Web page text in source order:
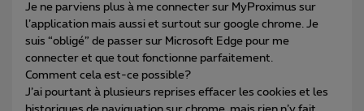
Je ne parviens plus à me connecter sur MyProximus sur
l’application mais aussi et surtout sur google chrome. Je
suis “obligé” de passer sur Microsoft Edge pour me
connecter et que tout fonctionne parfaitement.
Comment cela est-ce possible?
J’ai pourtant à plusieurs reprises effacer les cookies et les